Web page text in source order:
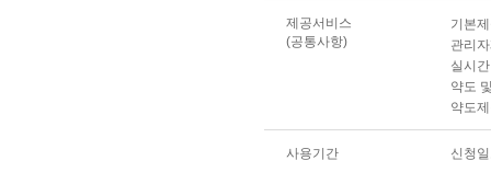
제공서비스
(공통사항)
기본
관리
실시
약도
약도
사용기간 신청